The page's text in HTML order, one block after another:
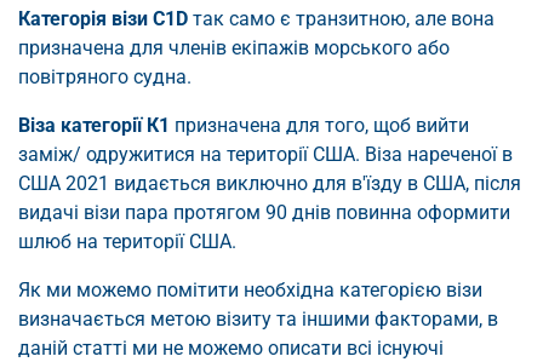
Категорія візи C1D так само є транзитною, але вона
призначена для членів екіпажів морського або
повітряного судна.
Віза категорії К1 призначена для того, щоб вийти
заміж/ одружитися на території США. Віза нареченої в
США 2021 видається виключно для в'їзду в США, після
видачі візи пара протягом 90 днів повинна оформити
шлюб на території США.
Як ми можемо помітити необхідна категорією візи
визначається метою візиту та іншими факторами, в
даній статті ми не можемо описати всі існуючі